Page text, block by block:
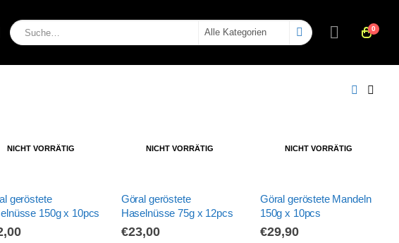
0
NICHT VORRÄTIG
geröstete
150g x 10pcs
NICHT VORRÄTIG
Göral geröstete
Haselnüsse 75g x 12pcs
€23,00
NICHT VORRÄTIG
Göral geröstete Mandeln
150g x 10pcs
€29,90